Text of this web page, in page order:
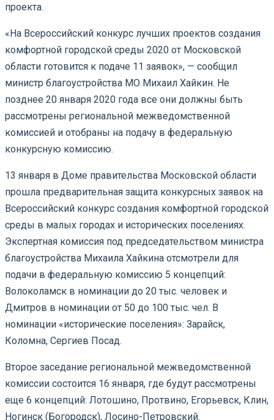
проекта.
«На Всероссийский конкурс лучших проектов создания
комфортной городской среды 2020 от Московской
области готовится к подаче 11 заявок», — сообщил
министр благоустройства МО Михаил Хайкин. Не
позднее 20 января 2020 года все они должны быть
рассмотрены региональной межведомственной
комиссией и отобраны на подачу в федеральную
конкурсную комиссию.
13 января в Доме правительства Московской области
прошла предварительная защита конкурсных заявок на
Всероссийский конкурс создания комфортной городской
среды в малых городах и исторических поселениях.
Экспертная комиссия под председательством министра
благоустройства Михаила Хайкина отсмотрели для
подачи в федеральную комиссию 5 концепций:
Волоколамск в номинации до 20 тыс. человек и
Дмитров в номинации от 50 до 100 тыс. чел. В
номинации «исторические поселения»: Зарайск,
Коломна, Сергиев Посад.
Второе заседание региональной межведомственной
комиссии состоится 16 января, где будут рассмотрены
еще 6 концепций: Лотошино, Протвино, Егорьевск, Клин,
Ногинск (Богородск), Лосино-Петровский.